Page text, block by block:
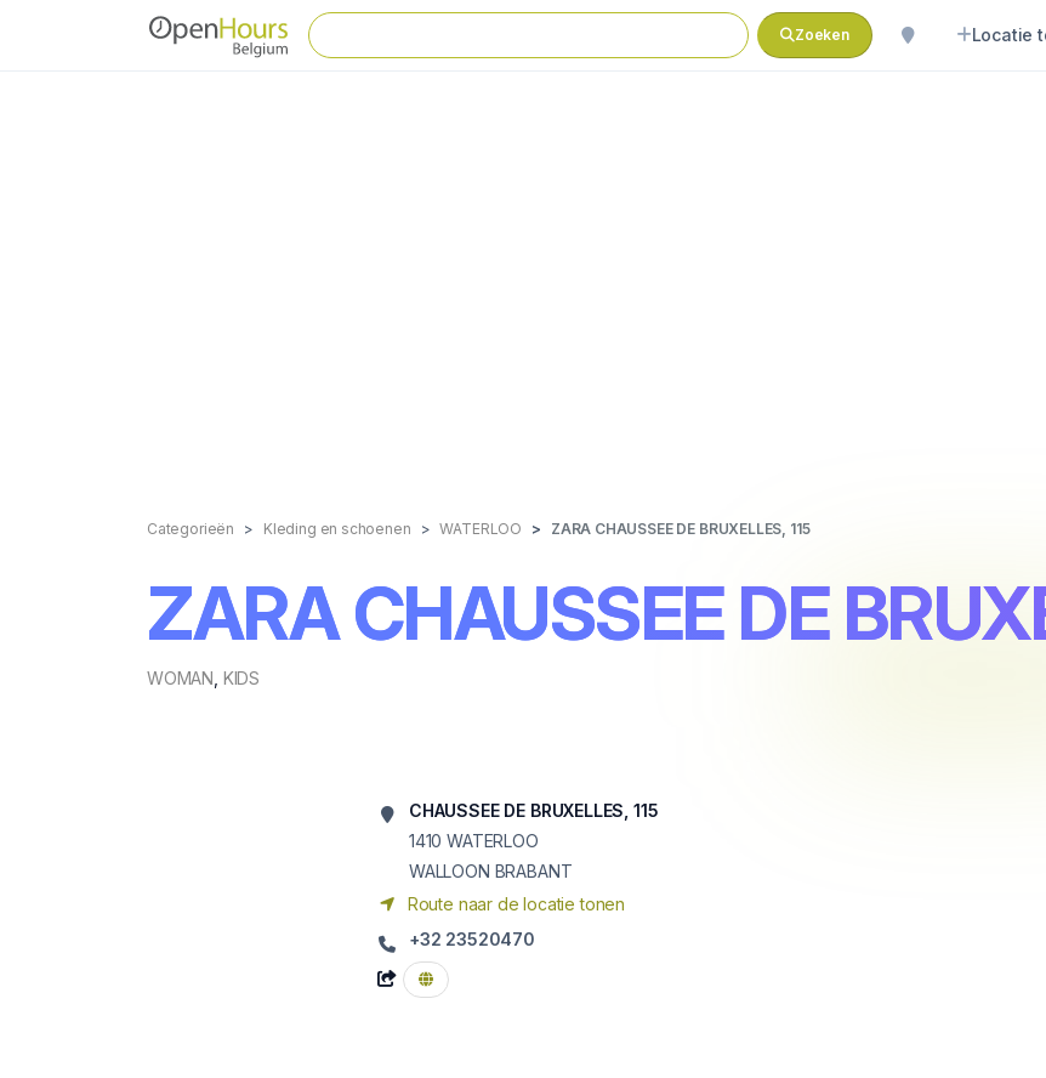
Zoeken Locatie
Categorieën Kleding en schoenen WATERLOO ZARA CHAUSSEE DE BRUXELLES, 115
ZARA CHAUSSEE DE
WOMAN KIDS
CHAUSSEE DE BRUXELLES, 115
1410 WATERLOO
WALLOON BRABANT
Route naar de locatie tonen
+32 23520470